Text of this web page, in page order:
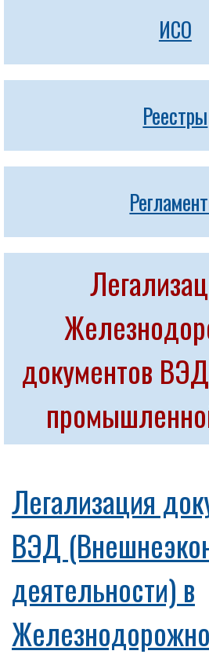
ИСО
Реестры
документов
Легализация
ВЭД
деятельности) в